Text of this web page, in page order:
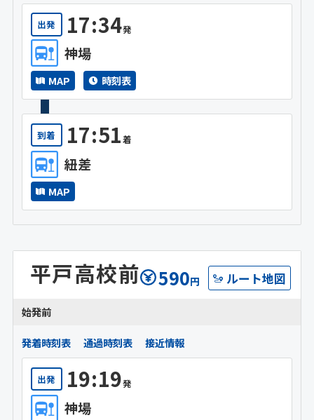
出発 17:34発
神場
MAP 時刻表
到着 17:51着
紐差
MAP
平戸高校前 590円 ルート地図
始発前
発着時刻表 通過時刻表 接近情報
出発 19:19発
神場